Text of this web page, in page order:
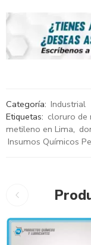
Categoría: Industrial
Etiquetas: cloruro de
metileno en Lima,
Insumos Químicos